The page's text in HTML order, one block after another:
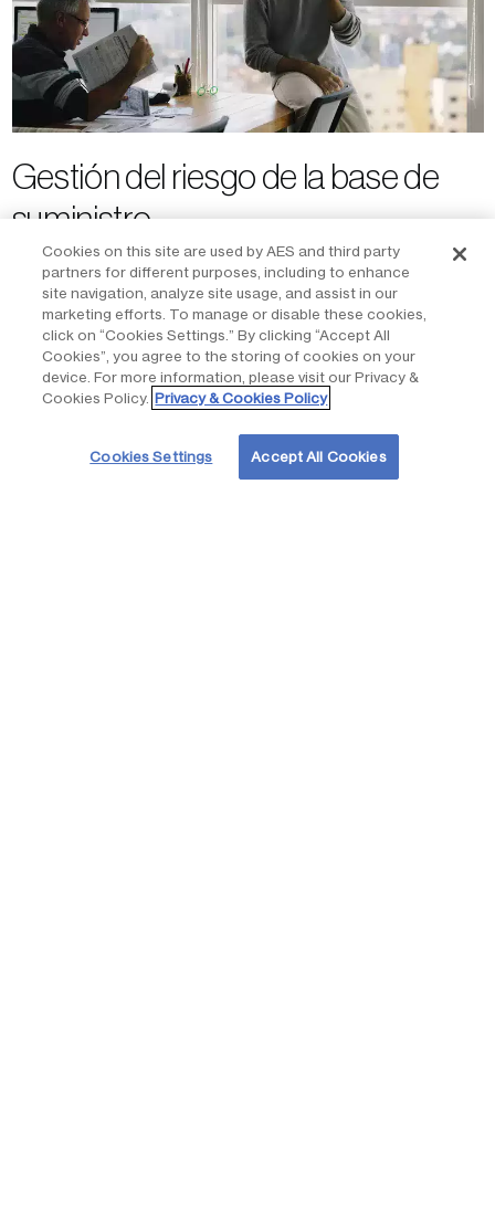
Gestión del riesgo de la base de
suministro
Para gestionar el riesgo en nuestra cadena de suministro,
establecemos estándares que incluyen:
Planes de contingencia. Entendemos que la cadena
de suministro desempeña un papel clave en la
minimización del tiempo de inactividad asociado con
los problemas de activos, ya que los eventos
directrices para crear planes y/o procedimientos de
Cookies on this site are used by AES and third party
partners for different purposes, including to enhance
site navigation, analyze site usage, and assist in our
marketing efforts. To manage or disable these cookies,
click on “Cookies Settings.” By clicking “Accept All
Cookies”, you agree to the storing of cookies on your
device. For more information, please visit our Privacy &
Cookies Policy. Privacy & Cookies Policy
Cookies Settings Accept All Cookies